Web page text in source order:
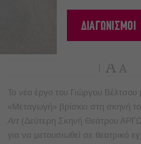
A A
Το νέο έργο του Γιώργου Βέλτσου
«Μεταγωγή» βρίσκει στη σκηνή
Art (Δεύτερη Σκηνή Θεάτρου
για να μετουσιωθεί σε θεατρικό
ΔΙΑΓΩΝΙΣΜΟΙ